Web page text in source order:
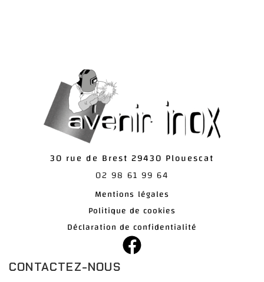
30 rue de Brest 29430 Plouescat
02 98 61 99 64
Mentions légales
Politique de cookies
Déclaration de confidentialité
CONTACTEZ-NOUS